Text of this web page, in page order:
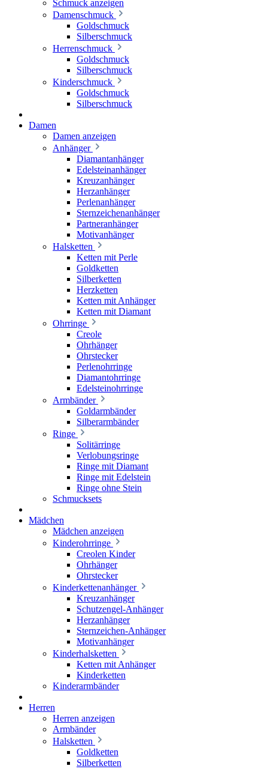
Schmuck anzeigen
Damenschmuck
Goldschmuck
Silberschmuck
Herrenschmuck
Goldschmuck
Silberschmuck
Kinderschmuck
Goldschmuck
Silberschmuck
Damen
Damen anzeigen
Anhänger
Diamantanhänger
Edelsteinanhänger
Kreuzanhänger
Herzanhänger
Perlenanhänger
Sternzeichenanhänger
Partneranhänger
Motivanhänger
Halsketten
Ketten mit Perle
Goldketten
Silberketten
Herzketten
Ketten mit Anhänger
Ketten mit Diamant
Ohrringe
Creole
Ohrhänger
Ohrstecker
Perlenohrringe
Diamantohrringe
Edelsteinohrringe
Armbänder
Goldarmbänder
Silberarmbänder
Ringe
Solitärringe
Verlobungsringe
Ringe mit Diamant
Ringe mit Edelstein
Ringe ohne Stein
Schmucksets
Mädchen
Mädchen anzeigen
Kinderohrringe
Creolen Kinder
Ohrhänger
Ohrstecker
Kinderkettenanhänger
Kreuzanhänger
Schutzengel-Anhänger
Herzanhänger
Sternzeichen-Anhänger
Motivanhänger
Kinderhalsketten
Ketten mit Anhänger
Kinderketten
Kinderarmbänder
Herren
Herren anzeigen
Armbänder
Halsketten
Goldketten
Silberketten